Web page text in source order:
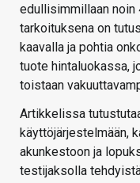
edullisimmillaan noin
tarkoituksena on
kaavalla ja pohtia
tuote hintaluokassa,
toistaan
Artikkelissa
käyttöjärjestelmään,
akunkestoon ja
testijaksolla